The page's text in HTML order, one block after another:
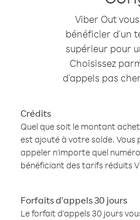
Viber Out
bénéficier d'un
supérieur pour
Choisissez
d'appels pas
Crédits
Quel que soit le montant
est ajouté à votre solde. Vous
appeler n'importe quel
bénéficiant des tarifs réduits
Forfaits d'appels 30 jours
Le forfait d'appels 30 jours